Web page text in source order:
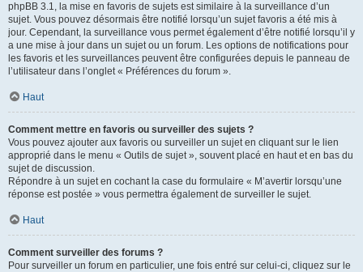
phpBB 3.1, la mise en favoris de sujets est similaire à la surveillance d’un
sujet. Vous pouvez désormais être notifié lorsqu’un sujet favoris a été mis à
jour. Cependant, la surveillance vous permet également d’être notifié lorsqu’il y
a une mise à jour dans un sujet ou un forum. Les options de notifications pour
les favoris et les surveillances peuvent être configurées depuis le panneau de
l’utilisateur dans l’onglet « Préférences du forum ».
Haut
Comment mettre en favoris ou surveiller des sujets ?
Vous pouvez ajouter aux favoris ou surveiller un sujet en cliquant sur le lien
approprié dans le menu « Outils de sujet », souvent placé en haut et en bas du
sujet de discussion.
Répondre à un sujet en cochant la case du formulaire « M’avertir lorsqu’une
réponse est postée » vous permettra également de surveiller le sujet.
Haut
Comment surveiller des forums ?
Pour surveiller un forum en particulier, une fois entré sur celui-ci, cliquez sur le